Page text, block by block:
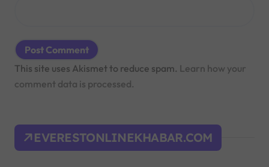
This site uses Akismet to reduce spam. Learn how your
comment data is processed.
EVERESTONLINEKHABAR.COM